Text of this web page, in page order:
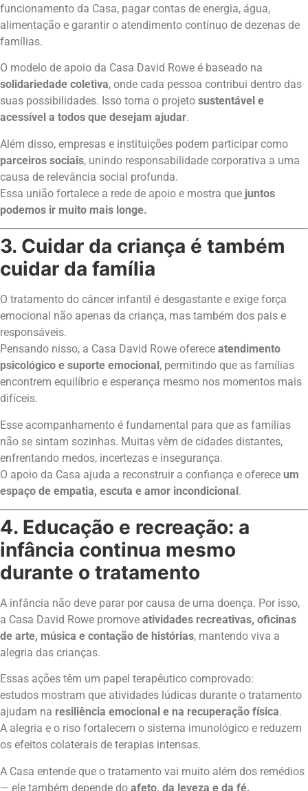
funcionamento da Casa, pagar contas de energia, água,
alimentação e garantir o atendimento contínuo de dezenas de
famílias.
O modelo de apoio da Casa David Rowe é baseado na
solidariedade coletiva, onde cada pessoa contribui dentro das
suas possibilidades. Isso torna o projeto sustentável e
acessível a todos que desejam ajudar.
Além disso, empresas e instituições podem participar como
parceiros sociais, unindo responsabilidade corporativa a uma
causa de relevância social profunda.
Essa união fortalece a rede de apoio e mostra que juntos
podemos ir muito mais longe.
3. Cuidar da criança é também
cuidar da família
O tratamento do câncer infantil é desgastante e exige força
emocional não apenas da criança, mas também dos pais e
responsáveis.
Pensando nisso, a Casa David Rowe oferece atendimento
psicológico e suporte emocional , permitindo que as famílias
encontrem equilíbrio e esperança mesmo nos momentos mais
difíceis.
Esse acompanhamento é fundamental para que as famílias
não se sintam sozinhas. Muitas vêm de cidades distantes,
enfrentando medos, incertezas e insegurança.
O apoio da Casa ajuda a reconstruir a confiança e oferece um
espaço de empatia, escuta e amor incondicional.
4. Educação e recreação: a
infância continua mesmo
durante o tratamento
A infância não deve parar por causa de uma doença. Por isso,
a Casa David Rowe promove atividades recreativas, oficinas
de arte, música e contação de histórias, mantendo viva a
alegria das crianças.
Essas ações têm um papel terapêutico comprovado:
estudos mostram que atividades lúdicas durante o tratamento
ajudam na resiliência emocional e na recuperação física.
A alegria e o riso fortalecem o sistema imunológico e reduzem
os efeitos colaterais de terapias intensas.
A Casa entende que o tratamento vai muito além dos remédios
— ele também depende do afeto, da leveza e da fé.